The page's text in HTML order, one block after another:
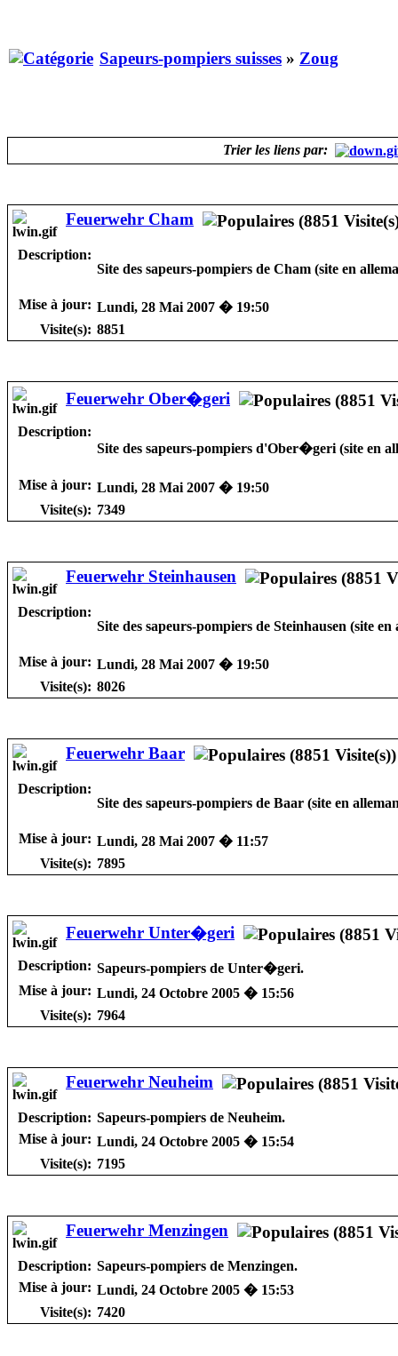
Sapeurs-pompiers suisses » Zoug
Trier les liens par:
Feuerwehr Cham
Description:
Site des sapeurs-pompiers de Cham (site en
Mise à jour: Lundi, 28 Mai 2007 � 19:50
Visite(s): 8851
Feuerwehr Ober�geri
Description:
Site des sapeurs-pompiers d'Ober�geri (site en
Mise à jour: Lundi, 28 Mai 2007 � 19:50
Visite(s): 7349
Feuerwehr Steinhausen
Description:
Site des sapeurs-pompiers de Steinhausen (site en
Mise à jour: Lundi, 28 Mai 2007 � 19:50
Visite(s): 8026
Feuerwehr Baar
Description:
Site des sapeurs-pompiers de Baar (site en
Mise à jour: Lundi, 28 Mai 2007 � 11:57
Visite(s): 7895
Feuerwehr Unter�geri
Description: Sapeurs-pompiers de Unter�geri.
Mise à jour: Lundi, 24 Octobre 2005 � 15:56
Visite(s): 7964
Feuerwehr Neuheim
Description: Sapeurs-pompiers de Neuheim.
Mise à jour: Lundi, 24 Octobre 2005 � 15:54
Visite(s): 7195
Feuerwehr Menzingen
Description: Sapeurs-pompiers de Menzingen.
Mise à jour: Lundi, 24 Octobre 2005 � 15:53
Visite(s): 7420